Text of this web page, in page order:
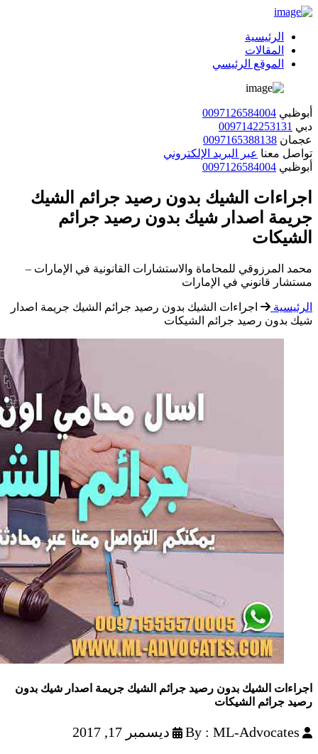
الرئيسية
المقالات
الموقع الرئيسي
أبوظبي 0097126584004
دبي 0097142253131
عجمان 0097165388138
تواصل معنا عبر البريد الإلكتروني
أبوظبي 0097126584004
اجراءات الشيك بدون رصيد جرائم الشيك
جريمة اصدار شيك بدون رصيد جرائم
الشيكات
محمد المرزوقي للمحاماة والاستشارات القانونية في الإمارات –
مستشار قانوني في الإمارات
الرئيسية
اجراءات الشيك بدون رصيد جرائم الشيك جريمة اصدار
شيك بدون رصيد جرائم الشيكات
اجراءات الشيك بدون رصيد جرائم الشيك جريمة اصدار شيك بدون
رصيد جرائم الشيكات
By : ML-Advocates ديسمبر 17, 2017